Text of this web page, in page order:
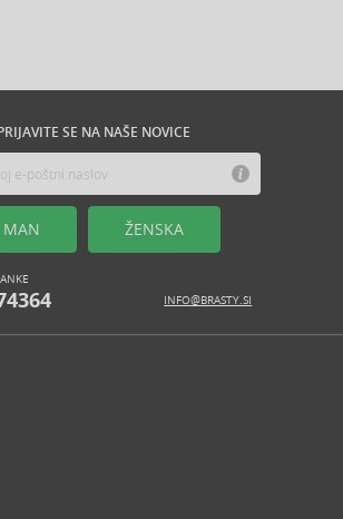
SE NA NAŠE NOVICE
MAN ŽENSKA
INFO@BRASTY.SI